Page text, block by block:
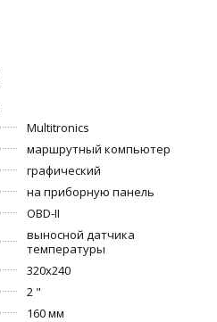
Multitronics
маршрутный компьютер
графический
на приборную панель
OBD-II
выносной датчика
температуры
320x240
2 "
160 мм